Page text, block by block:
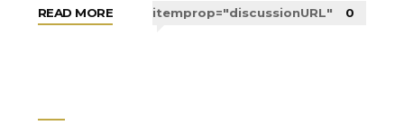
READ MORE"SNAP×SNAPitemprop="discussionURL" 0